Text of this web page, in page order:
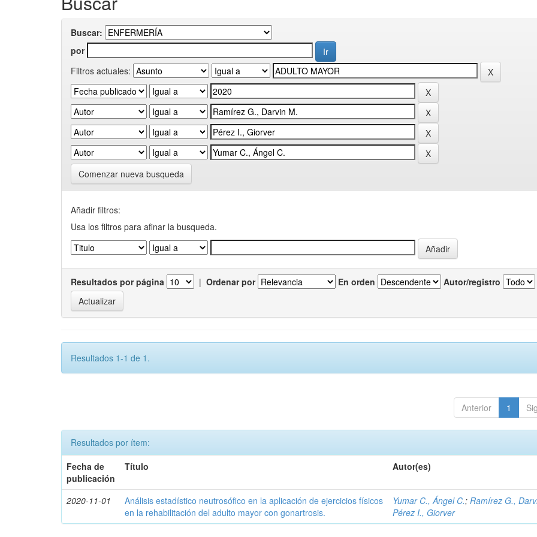
Buscar:
por
Filtros actuales:
Comenzar nueva busqueda
Añadir filtros:
Usa los filtros para afinar la busqueda.
Resultados por página | Ordenar por En orden Autor/registro
Resultados 1-1 de 1.
Anterior 1
Resultados por ítem:
Fecha de
publicación
Título Autor(es)
2020-11-01
Análisis estadístico neutrosófico en la aplicación de ejercicios físicos
en la rehabilitación del adulto mayor con gonartrosis.
Yumar C., Ángel C.;Ramírez G.,
Pérez I., Giorver